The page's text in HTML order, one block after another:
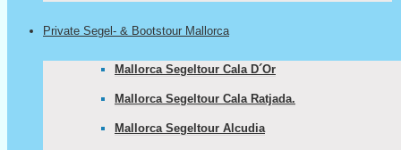
Private Segel- & Bootstour Mallorca
Mallorca Segeltour Cala D´Or
Mallorca Segeltour Cala Ratjada.
Mallorca Segeltour Alcudia